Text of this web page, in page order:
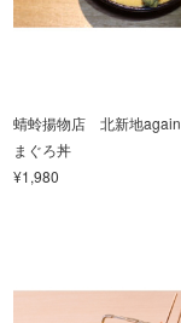
蜻蛉揚物店 北新地again
まぐろ丼
¥1,980